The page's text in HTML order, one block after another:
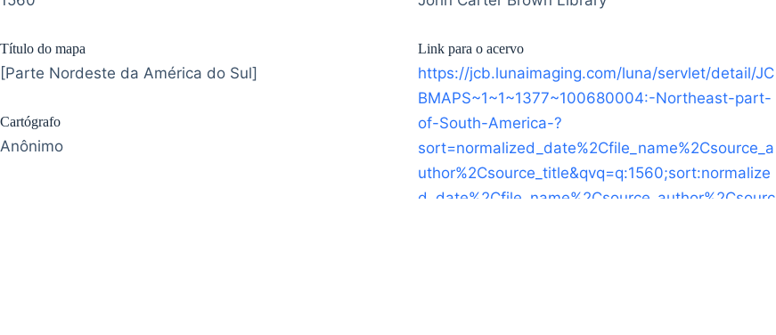
Título do mapa
[Parte Nordeste da América do Sul]
Cartógrafo
Anônimo
Link para o acervo
https://jcb.lunaimaging.com/luna/servlet/detail/JC
BMAPS~1~1~1377~100680004:-Northeast-part-
of-South-America-?
sort=normalized_date%2Cfile_name%2Csource_a
uthor%2Csource_title&qvq=q:1560;sort:normalize
d_date%2Cfile_name%2Csource_author%2Csourc